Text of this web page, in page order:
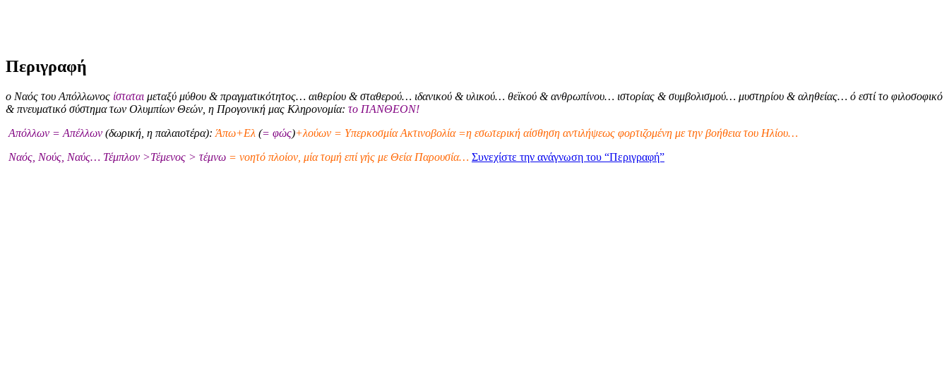
Περιγραφή
ο Ναός του Απόλλωνος ίσταται μεταξύ μύθου & πραγματικότητος… αιθερίου & σταθερού… ιδανικού & υλικού… θεϊκού & ανθρωπίνου… ιστορίας & συμβολισμού… μυστηρίου & αληθείας… ό εστί το φιλοσοφικό
& πνευματικό σύστημα των Ολυμπίων Θεών, η Προγονική μας Κληρονομία: το ΠΑΝΘΕΟΝ!
Απόλλων = Απέλλων (δωρική, η παλαιοτέρα): Άπω+Ελ (= φώς)+λούων = Υπερκοσμία Ακτινοβολία =η εσωτερική αίσθηση αντιλήψεως φορτιζομένη με την βοήθεια του Ηλίου…
Ναός, Νούς, Ναύς… Τέμπλον >Τέμενος > τέμνω = νοητό πλοίον, μία τομή επί γής με Θεία Παρουσία… Συνεχίστε την ανάγνωση του “Περιγραφή”